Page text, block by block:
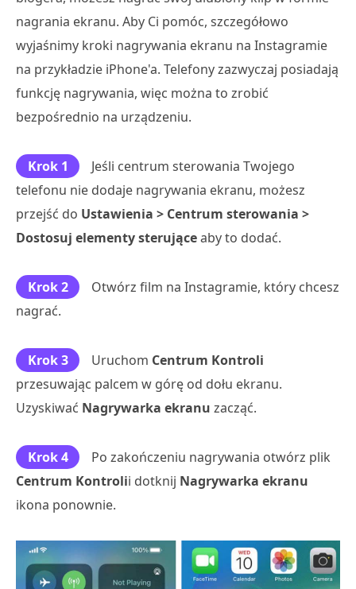
nagrania ekranu. Aby Ci pomóc, szczegółowo
wyjaśnimy kroki nagrywania ekranu na Instagramie
na przykładzie iPhone'a. Telefony zazwyczaj posiadają
funkcję nagrywania, więc można to zrobić
bezpośrednio na urządzeniu.
Krok 1
Jeśli centrum sterowania Twojego
telefonu nie dodaje nagrywania ekranu, możesz
przejść do Ustawienia > Centrum sterowania >
Dostosuj elementy sterująceaby to dodać.
Krok 2
Otwórz film na Instagramie, który chcesz
nagrać.
Krok 3 Uruchom Centrum Kontroli
przesuwając palcem w górę od dołu ekranu.
Uzyskiwać Nagrywarka ekranu zacząć.
Krok 4
Po zakończeniu nagrywania otwórz plik
Centrum Kontrolii dotknij Nagrywarka ekranu
ikona ponownie.